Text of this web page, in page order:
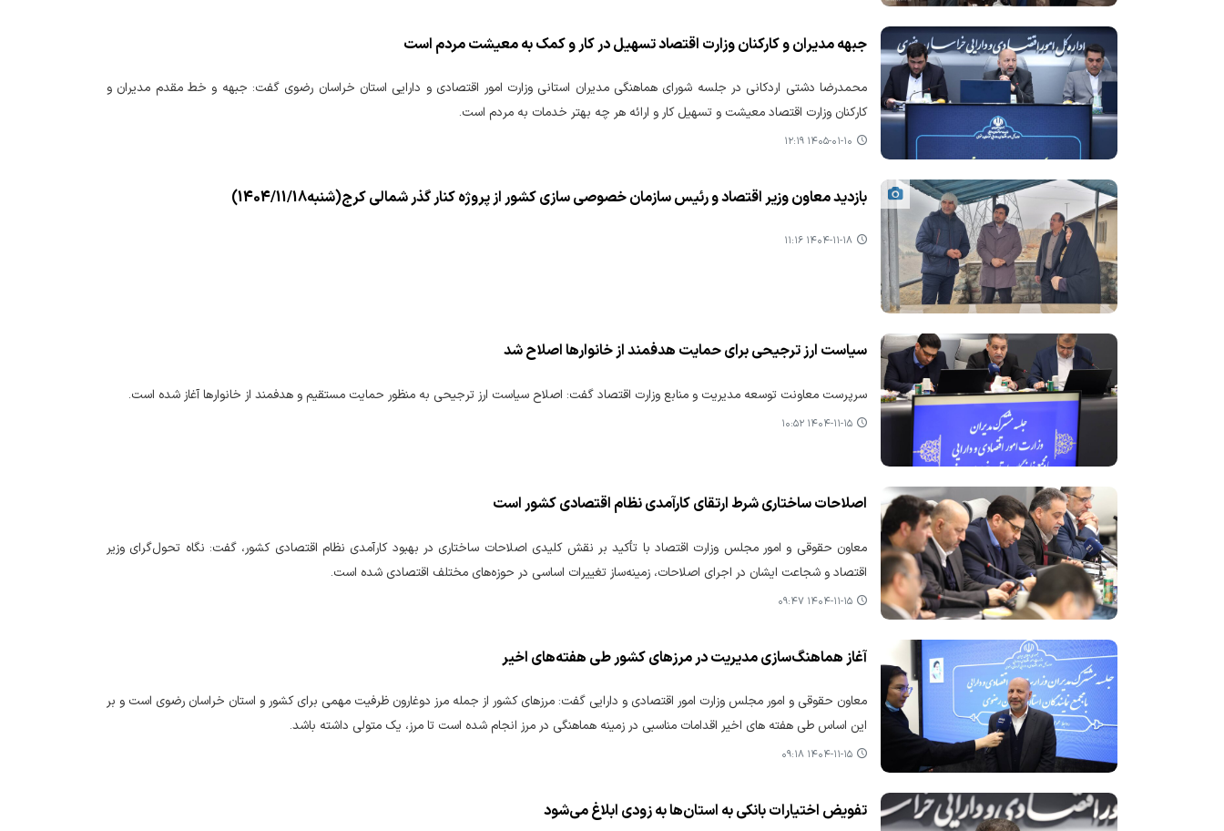
جبهه مدیران و کارکنان وزارت اقتصاد تسهیل در کار و کمک به معیشت مردم است
محمدرضا دشتی اردکانی در جلسه شورای هماهنگی مدیران استانی وزارت امور اقتصادی و دارایی استان خراسان رضوی گفت: جبهه و خط مقدم مدیران و
کارکنان وزارت اقتصاد معیشت و تسهیل کار و ارائه هر چه بهتر خدمات به مردم است.
۱۴۰۵-۰۱-۱۰ ۱۲:۱۹
بازدید معاون وزیر اقتصاد و رئیس سازمان خصوصی سازی کشور از پروژه کنار گذر شمالی کرج(شنبه1404/11/18)
۱۴۰۴-۱۱-۱۸ ۱۱:۱۶
سیاست ارز ترجیحی برای حمایت هدفمند از خانوارها اصلاح شد
سرپرست معاونت توسعه مدیریت و منابع وزارت اقتصاد گفت: اصلاح سیاست ارز ترجیحی به منظور حمایت مستقیم و هدفمند از خانوارها ‌آغاز شده است.
۱۴۰۴-۱۱-۱۵ ۱۰:۵۲
اصلاحات ساختاری شرط ارتقای کارآمدی نظام اقتصادی کشور است
معاون حقوقی و امور مجلس وزارت اقتصاد با تأکید بر نقش کلیدی اصلاحات ساختاری در بهبود کارآمدی نظام اقتصادی کشور، گفت: نگاه تحول‌گرای وزیر
اقتصاد و شجاعت ایشان در اجرای اصلاحات، زمینه‌ساز تغییرات اساسی در حوزه‌های مختلف اقتصادی شده است.
۱۴۰۴-۱۱-۱۵ ۰۹:۴۷
آغاز هماهنگ‌سازی مدیریت در مرزهای کشور طی هفته‌های اخیر
معاون حقوقی و امور مجلس وزارت امور اقتصادی و دارایی ‌گفت: مرزهای کشور از جمله مرز دوغارون ظرفیت مهمی برای کشور و استان خراسان رضوی است و بر
این اساس طی هفته های اخیر اقدامات مناسبی در زمینه هماهنگی در مرز انجام شده است تا مرز، یک متولی داشته باشد.
۱۴۰۴-۱۱-۱۵ ۰۹:۱۸
تفویض اختیارات بانکی به استان‌ها به زودی ابلاغ می‌شود